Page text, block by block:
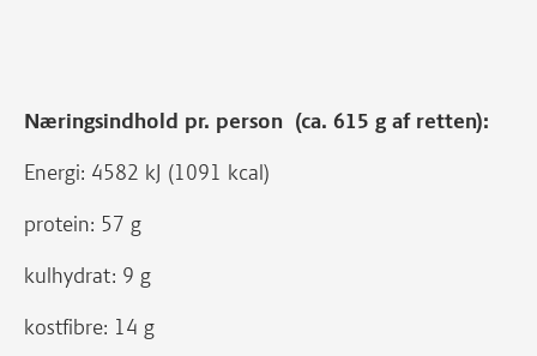
Næringsindhold pr. person (ca. 615 g af retten):
Energi: 4582 kJ (1091 kcal)
protein: 57 g
kulhydrat: 9 g
kostfibre: 14 g